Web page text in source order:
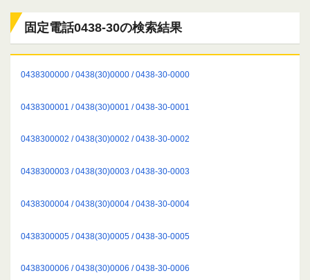
固定電話0438-30の検索結果
0438300000 / 0438(30)0000 / 0438-30-0000
0438300001 / 0438(30)0001 / 0438-30-0001
0438300002 / 0438(30)0002 / 0438-30-0002
0438300003 / 0438(30)0003 / 0438-30-0003
0438300004 / 0438(30)0004 / 0438-30-0004
0438300005 / 0438(30)0005 / 0438-30-0005
0438300006 / 0438(30)0006 / 0438-30-0006